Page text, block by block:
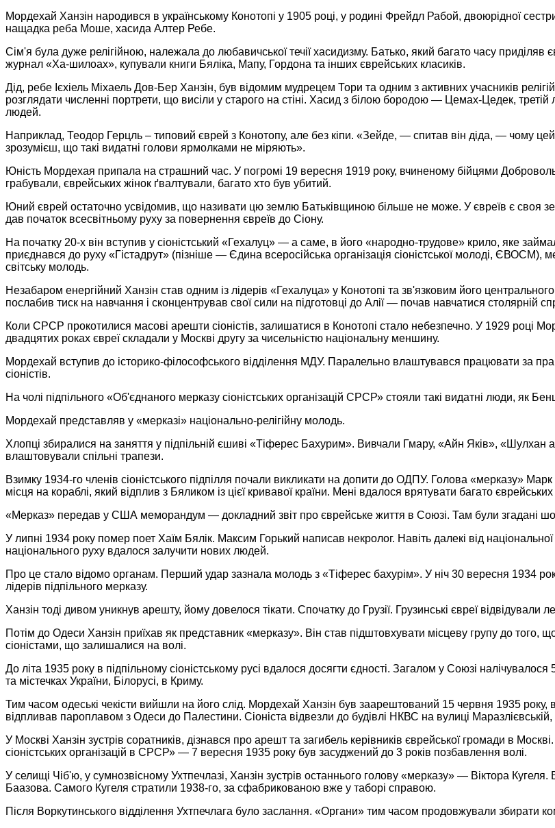
Мордехай Ханзін народився в українському Конотопі у 1905 році, у родині Фрейдл Рабой, двоюрідної
нащадка реба Моше, хасида Алтер Ребе.
Сім'я була дуже релігійною, належала до любавичської течії хасидизму. Батько, який багато часу
журнал «Ха-шилоах», купували книги Бяліка, Мапу, Гордона та інших єврейських класиків.
Дід, ребе Ієхіель Міхаель Дов-Бер Ханзін, був відомим мудрецем Тори та одним з активних учасників
розглядати численні портрети, що висіли у старого на стіні. Хасид з білою бородою — Цемах-Цедек,
людей.
Наприклад, Теодор Герцль – типовий єврей з Конотопу, але без кіпи. «Зейде, — спитав він діда, — чому
зрозумієш, що такі видатні голови ярмолками не міряють».
Юність Мордехая припала на страшний час. У погромі 19 вересня 1919 року, вчиненому бійцями
грабували, єврейських жінок ґвалтували, багато хто був убитий.
Юний єврей остаточно усвідомив, що називати цю землю Батьківщиною більше не може. У євреїв є своя
дав початок всесвітньому руху за повернення євреїв до Сіону.
На початку 20-х він вступив у сіоністський «Гехалуц» — а саме, в його «народно-трудове» крило, яке
приєднався до руху «Гістадрут» (пізніше — Єдина всеросійська організація сіоністської молоді, ЄВОСМ),
світську молодь.
Незабаром енергійний Ханзін став одним із лідерів «Гехалуца» у Конотопі та зв'язковим його
послабив тиск на навчання і сконцентрував свої сили на підготовці до Алії — почав навчатися столярній
Коли СРСР прокотилися масові арешти сіоністів, залишатися в Конотопі стало небезпечно. У 1929 році
двадцятих роках євреї складали у Москві другу за чисельністю національну меншину.
Мордехай вступив до історико-філософського відділення МДУ. Паралельно влаштувався працювати за
сіоністів.
На чолі підпільного «Об'єднаного мерказу сіоністських організацій СРСР» стояли такі видатні люди, як
Мордехай представляв у «мерказі» національно-релігійну молодь.
Хлопці збиралися на заняття у підпільній єшиві «Тіферес Бахурим». Вивчали Гмару, «Айн Яків»,
влаштовували спільні трапези.
Взимку 1934-го членів сіоністського підпілля почали викликати на допити до ОДПУ. Голова «мерказу»
місця на кораблі, який відплив з Бяликом із цієї кривавої країни. Мені вдалося врятувати багато
«Мерказ» передав у США меморандум — докладний звіт про єврейське життя в Союзі. Там були згадані
У липні 1934 року помер поет Хаїм Бялік. Максим Горький написав некролог. Навіть далекі від
національного руху вдалося залучити нових людей.
Про це стало відомо органам. Перший удар зазнала молодь з «Тіферес бахурім». У ніч 30 вересня 1934
лідерів підпільного мерказу.
Ханзін тоді дивом уникнув арешту, йому довелося тікати. Спочатку до Грузії. Грузинські євреї відвідували
Потім до Одеси Ханзін приїхав як представник «мерказу». Він став підштовхувати місцеву групу до
сіоністами, що залишалися на волі.
До літа 1935 року в підпільному сіоністському русі вдалося досягти єдності. Загалом у Союзі
та містечках України, Білорусі, в Криму.
Тим часом одеські чекісти вийшли на його слід. Мордехай Ханзін був заарештований 15 червня 1935 року,
відпливав пароплавом з Одеси до Палестини. Сіоніста відвезли до будівлі НКВС на вулиці
У Москві Ханзін зустрів соратників, дізнався про арешт та загибель керівників єврейської громади в
сіоністських організацій в СРСР» — 7 вересня 1935 року був засуджений до 3 років позбавлення волі.
У селищі Чіб'ю, у сумнозвісному Ухтпечлазі, Ханзін зустрів останнього голову «мерказу» — Віктора
Баазова. Самого Кугеля стратили 1938-го, за сфабрикованою вже у таборі справою.
Після Воркутинського відділення Ухтпечлага було заслання. «Органи» тим часом продовжували збирати